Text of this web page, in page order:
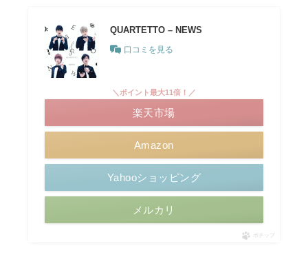
QUARTETTO – NEWS
口コミを見る
Amazon
＼ポイント最大11倍！／
楽天市場
Yahooショッピング
メルカリ
ポチップ